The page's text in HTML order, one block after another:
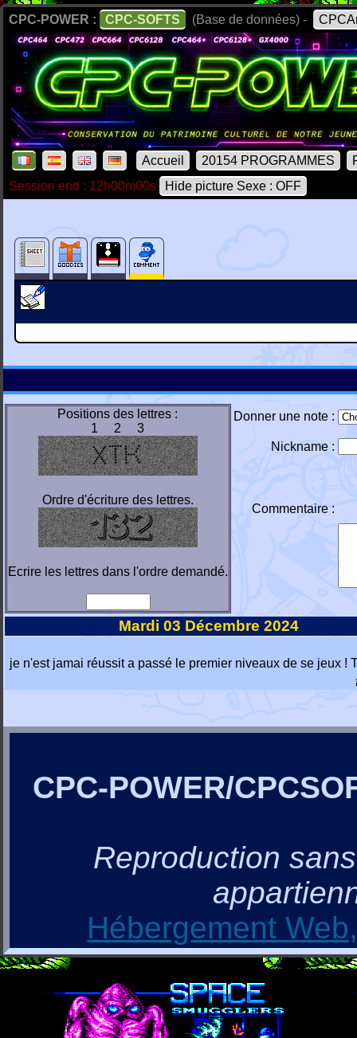
CPC-POWER : CPC-SOFTS (Base de données) -
Accueil 20154 PROGRAMMES
Session end : 12h00m00s
Hide picture Sexe : OFF
Positions des lettres :
1 2 3
Ordre d'écriture des lettres.
Ecrire les lettres dans l'ordre demandé.
Donner une note :
Nickname :
Commentaire :
Mardi 03 Décembre 2024
je n'est jamai réussit a passé le premier niveaux de se jeux !
CPC-POWER/
Reproduction
Hébergement